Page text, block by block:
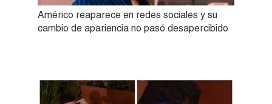
Américo reaparece en redes sociales y su
cambio de apariencia no pasó desapercibido